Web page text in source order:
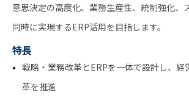
意思決定の高度化、業務生産性、統制強化、
同時に実現するERP活用を目指します。
特長
戦略・業務改革とERPを一体で設計し、経
革を推進